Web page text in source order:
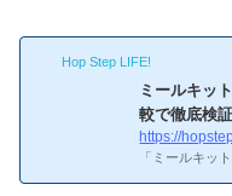
Hop Step LIFE!
ミールキッ
較で徹底検証
https://
「ミールキッ